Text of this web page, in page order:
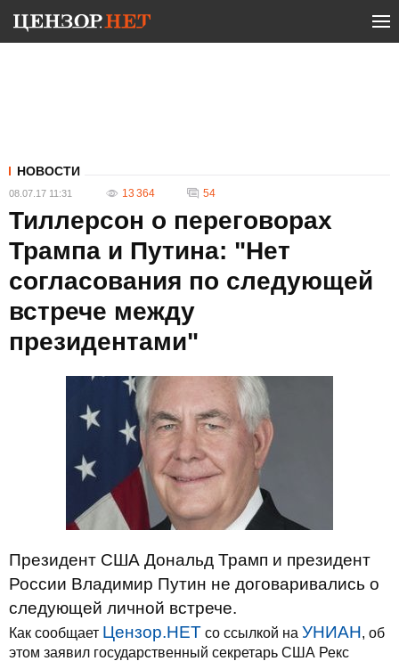
НОВОСТИ
08.07.17 11:31 13 364 54
Тиллерсон о переговорах
Трампа и Путина: "Нет
согласования по следующей
встрече между
президентами"
Президент США Дональд Трамп и президент
России Владимир Путин не договаривались о
следующей личной встрече.
Как сообщает Цензор.НЕТ со ссылкой на УНИАН, об
этом заявил государственный секретарь США Рекс